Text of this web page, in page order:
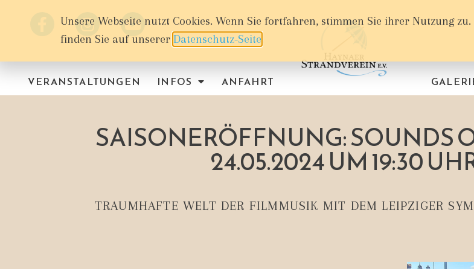
VERANSTALTUNGEN INFOS ANFAHRT
SAISONERÖFFNUNG: SOUNDS
24.05.2024 UM 19:30
TRAUMHAFTE WELT DER FILMMUSIK MIT DEM LEIPZIGER
Unsere Webseite nutzt Cookies. Wenn Sie fortfahren, stimmen Sie ihrer Nutzung
finden Sie auf unserer Datenschutz-Seite